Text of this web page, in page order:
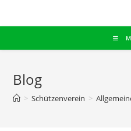
Blog
> Schützenverein >